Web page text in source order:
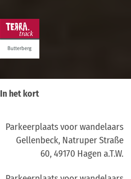
In het kort
Parkeerplaats voor wandelaars
Gellenbeck, Natruper Straße
60, 49170 Hagen a.T.W.